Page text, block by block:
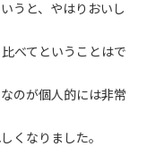
うと、やはりおいし
べてということはで
のが個人的には非常
くなりました。